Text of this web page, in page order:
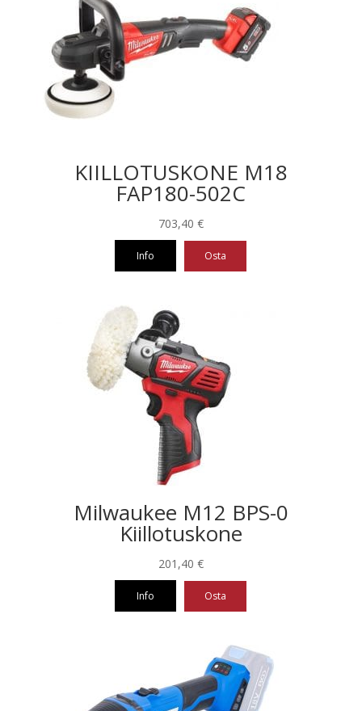
KIILLOTUSKONE M18
FAP180-502C
703,40 €
Info Osta
Milwaukee M12 BPS-0
Kiillotuskone
201,40 €
Info Osta